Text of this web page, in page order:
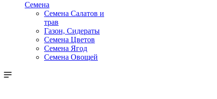
Семена
Семена Салатов и
трав
Газон, Сидераты
Семена Цветов
Семена Ягод
Семена Овощей